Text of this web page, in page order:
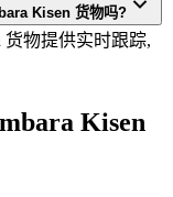
Kisen 货物吗?
货物提供实时跟踪,
Kisen